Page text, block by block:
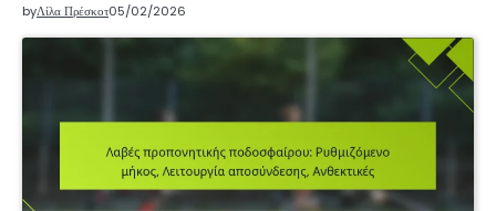
byΛίλα Πρέσκοτ05/02/2026